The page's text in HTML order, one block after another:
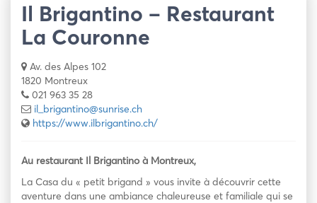
Il Brigantino – Restaurant
La Couronne
Av. des Alpes 102
1820 Montreux
021 963 35 28
il_brigantino@sunrise.ch
https://www.ilbrigantino.ch/
Au restaurant Il Brigantino à Montreux,
La Casa du « petit brigand » vous invite à découvrir cette
aventure dans une ambiance chaleureuse et familiale qui se